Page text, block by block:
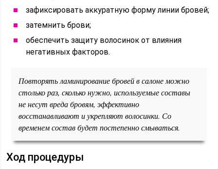
зафиксировать аккуратную форму линии бровей;
затемнить брови;
обеспечить защиту волосинок от влияния
негативных факторов.
Повторять ламинирование бровей в салоне можно
столько раз, сколько нужно, используемые составы
не несут вреда бровям, эффективно
восстанавливают и укрепляют волосинки. Со
временем состав будет постепенно смываться.
Ход процедуры